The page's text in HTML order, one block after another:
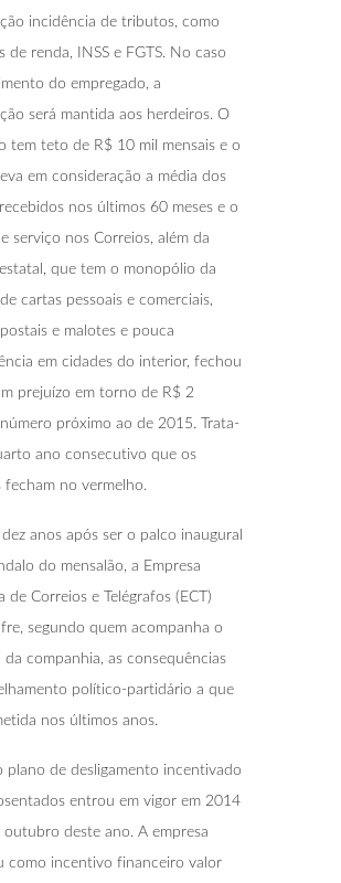
incidência de tributos, como
de renda, INSS e FGTS. No caso
do empregado, a
será mantida aos herdeiros. O
tem teto de R$ 10 mil mensais e o
em consideração a média dos
nos últimos 60 meses e o
serviço nos Correios, além da
que tem o monopólio da
cartas pessoais e comerciais,
e malotes e pouca
em cidades do interior, fechou
prejuízo em torno de R$ 2
próximo ao de 2015. Trata-
ano consecutivo que os
fecham no vermelho.
anos após ser o palco inaugural
do mensalão, a Empresa
de Correios e Telégrafos (ECT)
segundo quem acompanha o
da companhia, as consequências
político-partidário a que
nos últimos anos.
plano de desligamento incentivado
entrou em vigor em 2014
deste ano. A empresa
como incentivo financeiro valor